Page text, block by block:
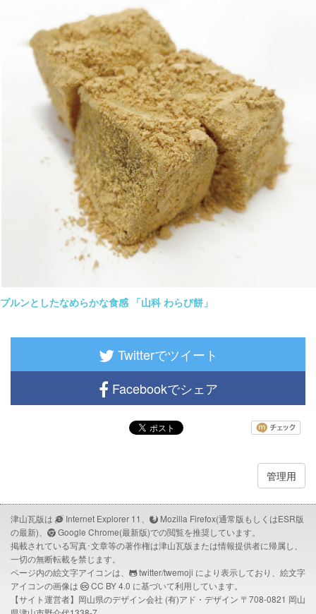
プルンとしたなめらかな食感 「山科 わらび餅」
Twitterでツイート
Facebookでシェア
管理用
津山瓦版は Internet Explorer 11、
Mozilla Firefox(通常版もしくはESR版
の最新)、
Google Chrome(最新版)での閲覧を推奨しています。
掲載されている写真･文章等の著作権は津山瓦版または情報提供者に帰属し、
一切の無断転載を禁じます。
ページ内の絵文字アイコンは、
twitter/twemoji により表示しており、絵文字
アイコンの画像は
CC BY 4.0 に基づいて利用しています。
【サイト運営者】岡山県のデザイン会社 (有)アド・デザイン 〒708-0821 岡山